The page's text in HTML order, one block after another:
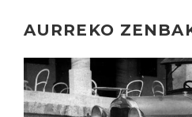
AURREKO
Irakurri